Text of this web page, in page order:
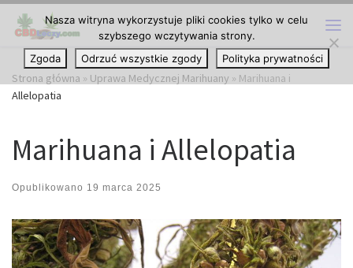
Przejdź do treści
Strona główna » Uprawa Medycznej Marihuany » Marihuana i
Allelopatia
Marihuana i Allelopatia
Opublikowano 19 marca 2025
Nasza witryna wykorzystuje pliki cookies tylko w celu
szybszego wczytywania strony.
Zgoda
Odrzuć wszystkie zgody Polityka prywatności